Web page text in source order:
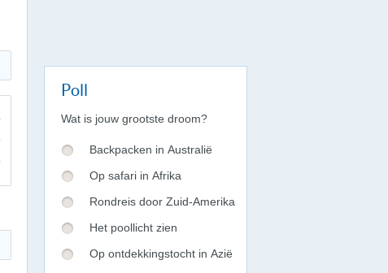
Poll
Wat is jouw grootste droom?
Backpacken in Australië
Op safari in Afrika
Rondreis door Zuid-Amerika
Het poollicht zien
Op ontdekkingstocht in Azië